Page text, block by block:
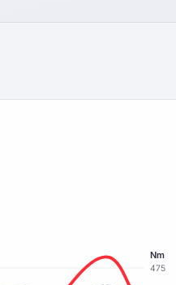
475
Nm